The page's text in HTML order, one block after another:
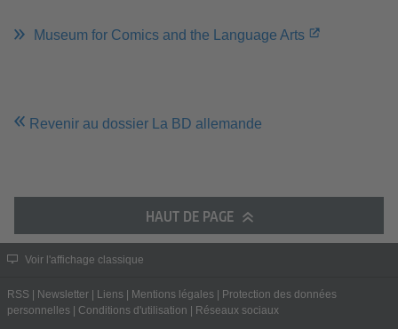
Museum for Comics and the Language Arts
Revenir au dossier La BD allemande
HAUT DE PAGE
Voir l'affichage classique
RSS Newsletter Liens Mentions légales
Protection des données
personnelles
Conditions d'utilisation Réseaux sociaux